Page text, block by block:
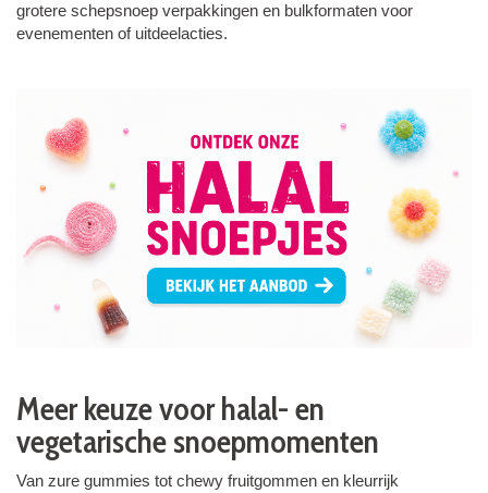
grotere schepsnoep verpakkingen en bulkformaten voor
evenementen of uitdeelacties.
Meer keuze voor halal- en
vegetarische snoepmomenten
Van zure gummies tot chewy fruitgommen en kleurrijk